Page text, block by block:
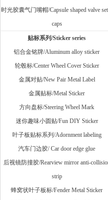
时光胶囊气门嘴帽/Capsule shaped valve
caps
贴标系列/Sticker series
铝合金铭牌/Aluminum alloy sticker
轮毂标/Center Wheel Cover Sticker
金属对贴/New Pair Metal Label
金属贴标/Metal Sticker
方向盘标/Steering Wheel Mark
迷你趣味小圆贴/Fun DIY Sticker
叶子板贴标系列/Adornment labeling
汽车门边胶/ Car door edge glue
后视镜防撞胶/Rearview mirror anti-
strip
蜂窝状叶子板标/Fender Metal Sticker